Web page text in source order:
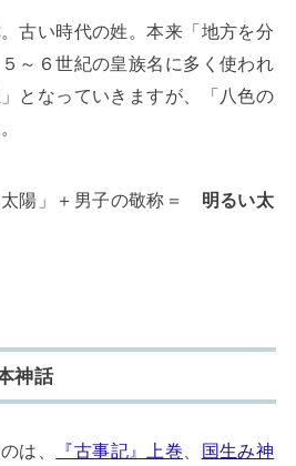
古い時代の姓。本来「地方を分
～６世紀の皇族名に多く使われ
となっていきますが、「八色の
太陽」＋男子の敬称＝ 明るい太
神話
は、 『古事記』上巻、 国生み神